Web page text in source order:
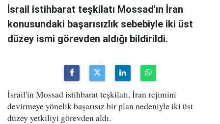
İsrail istihbarat teşkilatı Mossad'ın İran
konusundaki başarısızlık sebebiyle iki üst
düzey ismi görevden aldığı bildirildi.
İsrail'in Mossad istihbarat teşkilatı, İran rejimini
devirmeye yönelik başarısız bir plan nedeniyle iki üst
düzey yetkiliyi görevden aldı.